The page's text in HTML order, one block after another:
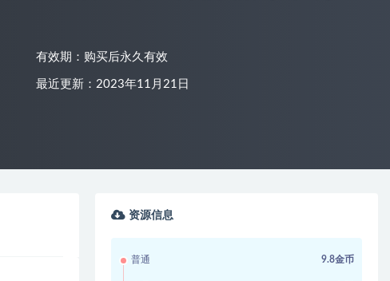
有效期：购买后永久有效
最近更新：2023年11月21日
资源信息
普通 9.8金币